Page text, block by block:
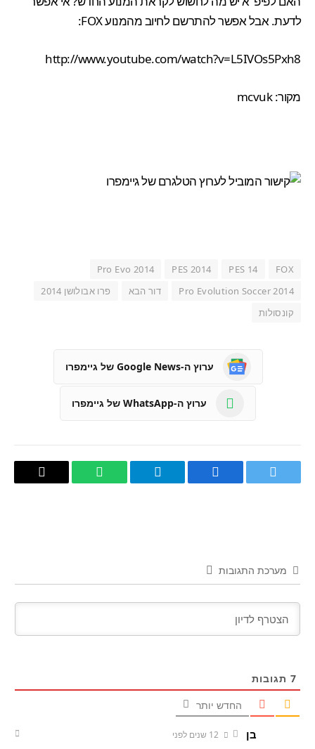
לדעת. אבל אפשר להתרשם לחיוב מהמנוע FOX:
http://www.youtube.com/watch?v=L5IVOs5Pxh8
מקור:mcvuk
FOX
PES 14
PES 2014
Pro Evo 2014
Pro Evolution Soccer 2014
דור הבא
פרו אבולושן 2014
קונסולות
ערוץ ה-Google News של גיימפרו
ערוץ ה-WhatsApp של גיימפרו
טוויטר פייסבוק Telegram
WhatsApp העתק
מערכת התגובות
7 תגובות
החדש יותר
בן